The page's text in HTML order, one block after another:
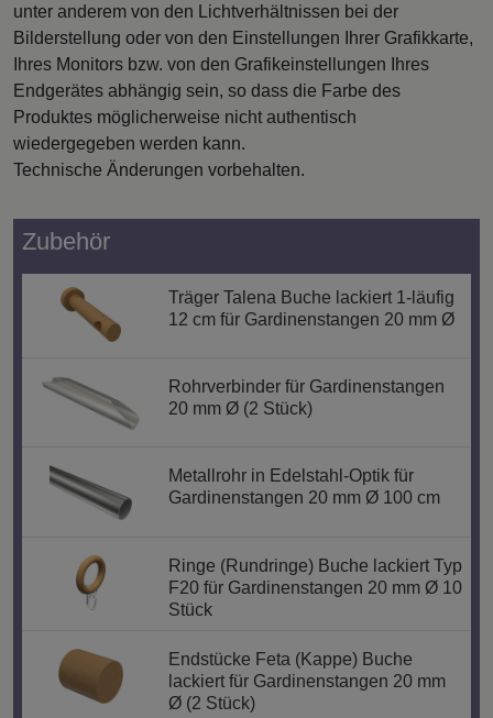
unter anderem von den Lichtverhältnissen bei der
Bilderstellung oder von den Einstellungen Ihrer Grafikkarte,
Ihres Monitors bzw. von den Grafikeinstellungen Ihres
Endgerätes abhängig sein, so dass die Farbe des
Produktes möglicherweise nicht authentisch
wiedergegeben werden kann.
Technische Änderungen vorbehalten.
Zubehör
Träger Talena Buche lackiert 1-läufig
12 cm für Gardinenstangen 20 mm Ø
Rohrverbinder für Gardinenstangen
20 mm Ø (2 Stück)
Metallrohr in Edelstahl-Optik für
Gardinenstangen 20 mm Ø 100 cm
Ringe (Rundringe) Buche lackiert Typ
F20 für Gardinenstangen 20 mm Ø 10
Stück
Endstücke Feta (Kappe) Buche
lackiert für Gardinenstangen 20 mm
Ø (2 Stück)